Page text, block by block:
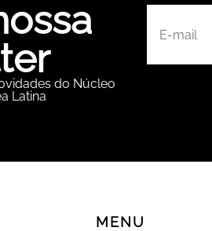
do Núcleo
Latina
MENU